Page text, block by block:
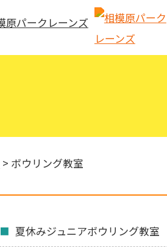
> ボウリング教室
夏休みジュニアボウリング教室